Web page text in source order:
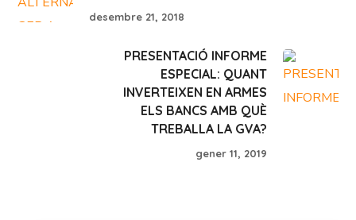
desembre 21, 2018
PRESENTACIÓ INFORME
ESPECIAL: QUANT
INVERTEIXEN EN ARMES
ELS BANCS AMB QUÈ
TREBALLA LA GVA?
gener 11, 2019